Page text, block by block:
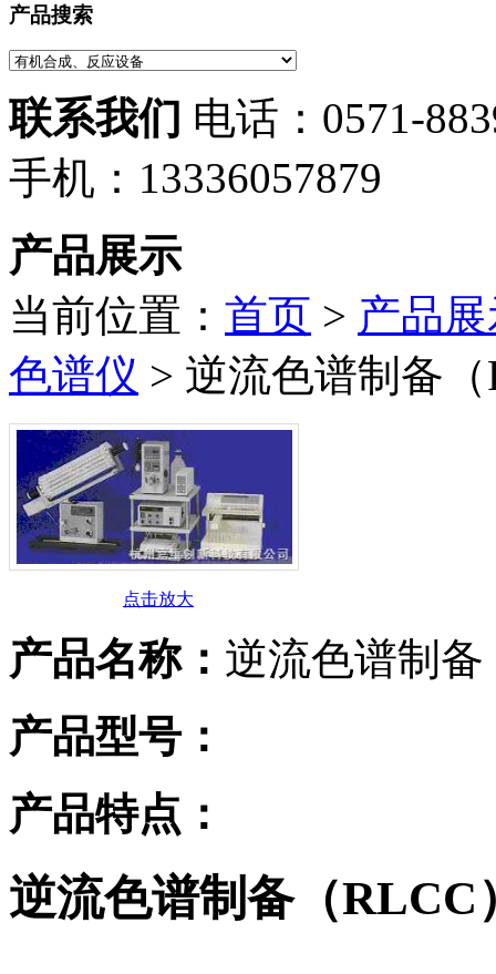
产品搜索
联系我们 电话：0571-
手机：13336057879
产品展示
当前位置： 首页 > 产品
色谱仪 > 逆流色谱制备
点击放大
产品名称： 逆流色谱制
产品型号：
产品特点：
逆流色谱制备（RLCC